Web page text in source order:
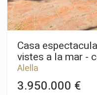
connectada en transport
esports nàutics, del golf i
propietat, un somni fet
enviï'ns la seva
Casa
vistes a la mar -
Alella
3.950.000 €